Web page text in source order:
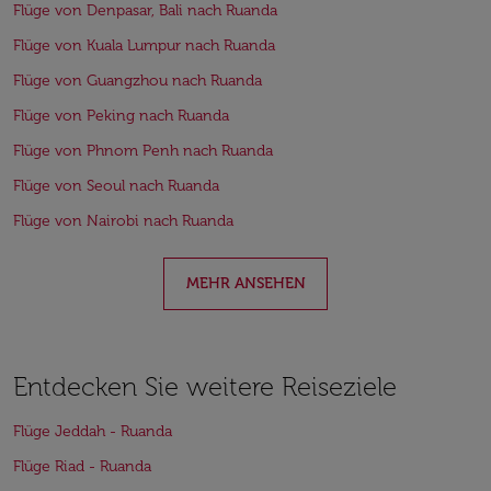
Flüge von Denpasar, Bali nach Ruanda
Flüge von Kuala Lumpur nach Ruanda
Flüge von Guangzhou nach Ruanda
Flüge von Peking nach Ruanda
Flüge von Phnom Penh nach Ruanda
Flüge von Seoul nach Ruanda
Flüge von Nairobi nach Ruanda
MEHR ANSEHEN
Entdecken Sie weitere Reiseziele
Flüge Jeddah - Ruanda
Flüge Riad - Ruanda